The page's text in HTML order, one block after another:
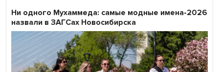
Ни одного Мухаммеда: самые модные имена-2026
назвали в ЗАГСах Новосибирска